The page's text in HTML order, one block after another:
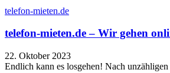
telefon-mieten.de
telefon-mieten.de – Wir gehen
22. Oktober 2023
Endlich kann es losgehen! Nach